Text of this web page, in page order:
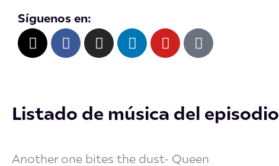
Síguenos en:
X
-
t
t
r
F
a
o
o
I
n
g
r
m
L
i
d
i
Y
o
b
e
T
i
k
Listado de música del episodio
Another one bites the dust- Queen